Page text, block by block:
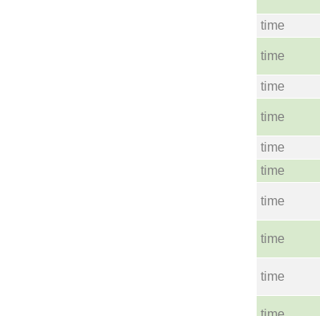
time
time
time
time
time
time
time
time
time